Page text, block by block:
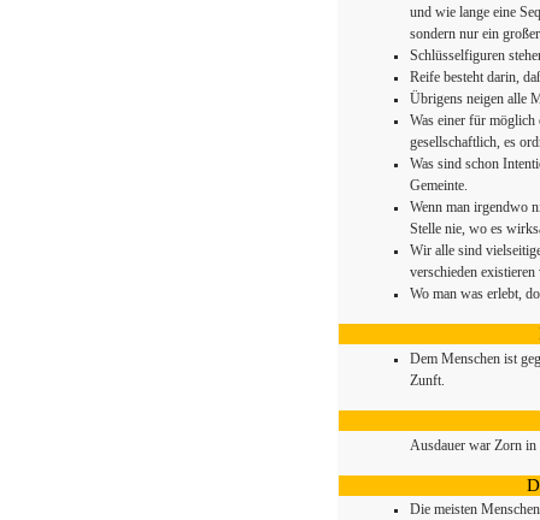
und wie lange eine
sondern nur ein
Schlüsselfiguren
Reife besteht darin,
Übrigens neigen alle
Was einer für
gesellschaftlich, es
Was sind schon
Gemeinte.
Wenn man irgendwo
Stelle nie, wo es
Wir alle sind
verschieden existieren
Wo man was erlebt,
Dem Menschen ist
Zunft.
Ausdauer war Zorn in
Die meisten